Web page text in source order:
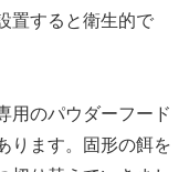
置すると衛生的で
用のパウダーフード
ります。固形の餌を